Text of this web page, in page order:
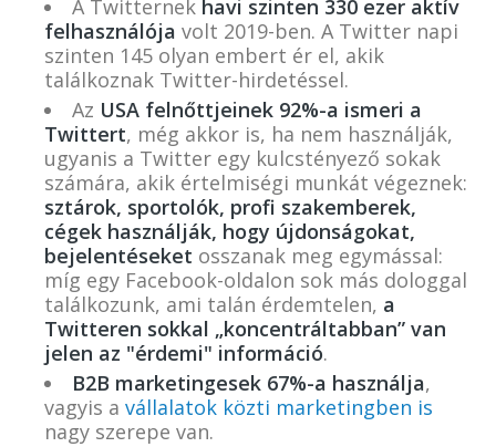
A Twitternek havi szinten 330 ezer aktív
felhasználója volt 2019-ben. A Twitter napi
szinten 145 olyan embert ér el, akik
találkoznak Twitter-hirdetéssel.
Az USA felnőttjeinek 92%-a ismeri a
Twittert, még akkor is, ha nem használják,
ugyanis a Twitter egy kulcstényező sokak
számára, akik értelmiségi munkát végeznek:
sztárok, sportolók, profi szakemberek,
cégek használják, hogy újdonságokat,
bejelentéseket osszanak meg egymással:
míg egy Facebook-oldalon sok más dologgal
találkozunk, ami talán érdemtelen, a
Twitteren sokkal „koncentráltabban” van
jelen az "érdemi" információ.
B2B marketingesek 67%-a használja,
vagyis a vállalatok közti marketingben is
nagy szerepe van.